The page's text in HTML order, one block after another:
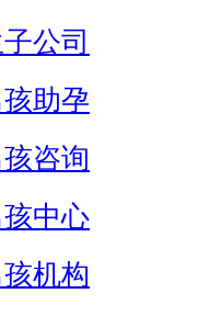
公司
助孕
咨询
中心
机构